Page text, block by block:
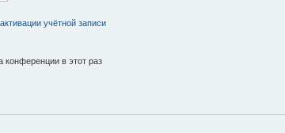
учётной записи
в этот раз